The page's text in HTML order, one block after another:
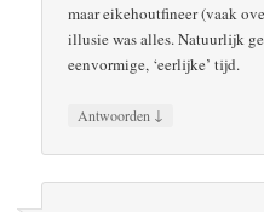
maar eikehoutfineer (vaak
illusie was alles. Natuurlijk
eenvormige, ‘eerlijke’ tijd.
Antwoorden ↓